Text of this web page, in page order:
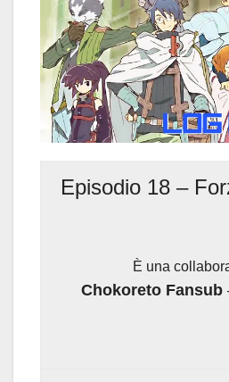
Episodio 18 –
È una
Chokoreto Fansub